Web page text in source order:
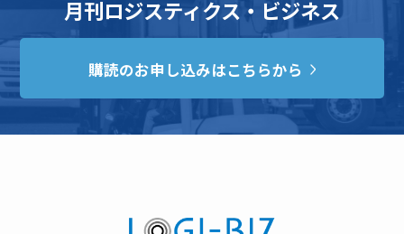
月刊ロジスティクス・ビジネス
購読のお申し込みはこちらから